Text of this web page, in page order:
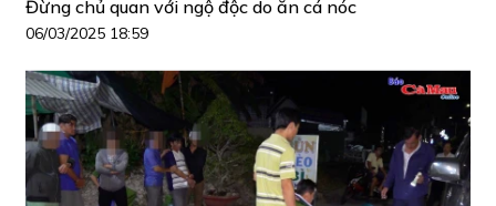
Đừng chủ quan với ngộ độc do ăn cá nóc
06/03/2025 18:59